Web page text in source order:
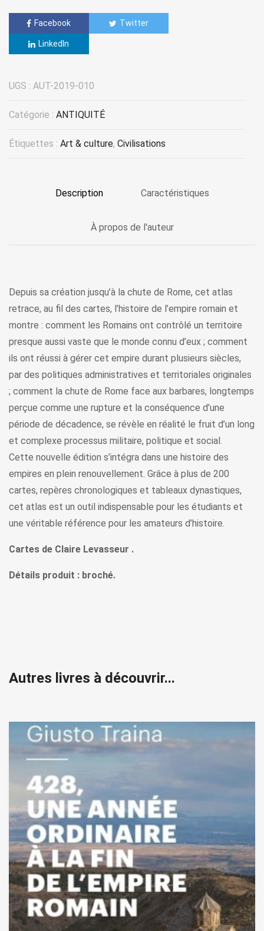
Facebook Twitter
LinkedIn
UGS : AUT-2019-010
Catégorie : ANTIQUITÉ
Étiquettes : Art & culture, Civilisations
Description Caractéristiques
À propos de l'auteur
Depuis sa création jusqu’à la chute de Rome, cet atlas
retrace, au fil des cartes, l’histoire de l’empire romain et
montre : comment les Romains ont contrôlé un territoire
presque aussi vaste que le monde connu d’eux ; comment
ils ont réussi à gérer cet empire durant plusieurs siècles,
par des politiques administratives et territoriales originales
; comment la chute de Rome face aux barbares, longtemps
perçue comme une rupture et la conséquence d’une
période de décadence, se révèle en réalité le fruit d’un long
et complexe processus militaire, politique et social.
Cette nouvelle édition s’intégra dans une histoire des
empires en plein renouvellement. Grâce à plus de 200
cartes, repères chronologiques et tableaux dynastiques,
cet atlas est un outil indispensable pour les étudiants et
une véritable référence pour les amateurs d’histoire.
Cartes de Claire Levasseur .
Détails produit : broché.
Autres livres à découvrir...